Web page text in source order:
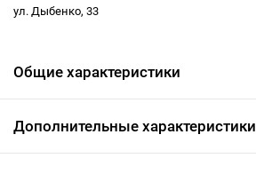
ул. Дыбенко, 33
Общие характеристики
Дополнительные характеристики